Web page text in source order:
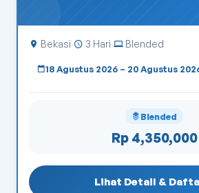
Bekasi· 3 Hari· Blended
18 Agustus 2026 – 20 Agustus
Blended
Rp 4,350,000
Lihat Detail &